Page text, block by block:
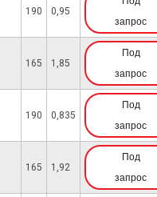
190 0,95
запрос
165 1,85
Под
запрос
190 0,835
Под
запрос
165 1,92
Под
запрос